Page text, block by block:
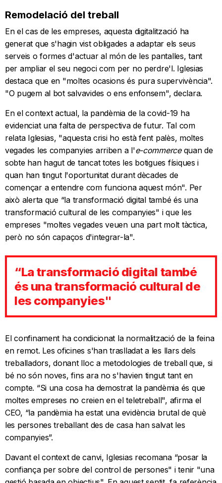
Remodelació del treball
En el cas de les empreses, aquesta digitalització ha
generat que s'hagin vist obligades a adaptar els seus
serveis o formes d'actuar al món de les pantalles, tant
per ampliar el seu negoci com per no perdre'l. Iglesias
destaca que en "moltes ocasions és pura supervivència".
"O pugem al bot salvavides o ens enfonsem", declara.
En el context actual, la pandèmia de la covid-19 ha
evidenciat una falta de perspectiva de futur. Tal com
relata Iglesias, "aquesta crisi ho està fent palès, moltes
vegades les companyies arriben a l'e-commercequan de
sobte han hagut de tancat totes les botigues físiques i
quan han tingut l'oportunitat durant dècades de
començar a entendre com funciona aquest món". Per
això alerta que “la transformació digital també és una
transformació cultural de les companyies" i que les
empreses "moltes vegades veuen una part molt tàctica,
però no són capaços d'integrar-la".
“La transformació digital també
és una transformació cultural de
les companyies"
El confinament ha condicionat la normalització de la feina
en remot. Les oficines s'han traslladat a les llars dels
treballadors, donant lloc a metodologies de treball que, si
bé no són noves, fins ara no s'havien tingut tant en
compte. “Si una cosa ha demostrat la pandèmia és que
moltes empreses no creien en el teletreball", afirma el
CEO, “la pandèmia ha estat una evidència brutal de què
les persones treballant des de casa han salvat les
companyies”.
Davant el context de canvi, Iglesias recomana “posar la
confiança per sobre del control de persones" i tenir "una